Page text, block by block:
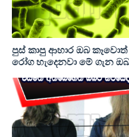
පුස් කාපු ආහාර ඔබ
රෝග හැදෙනවා මේ ගැන